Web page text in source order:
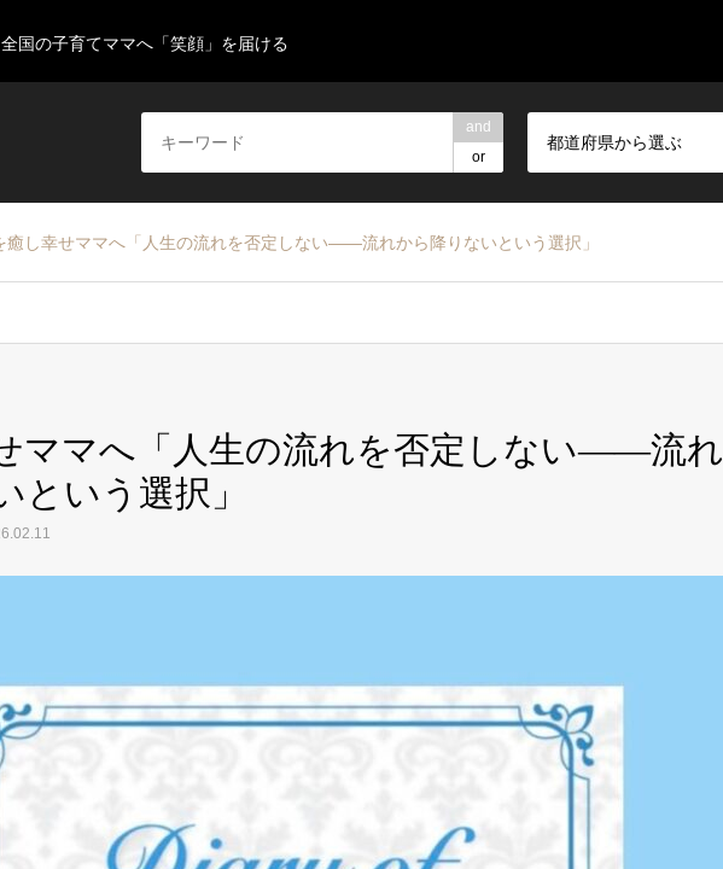
全国の子育てママへ「笑顔」を届ける
and
or
都道府県から選ぶ
癒し幸せママへ「人生の流れを否定しない――流れから降りないという選択」
ママへ「人生の流れを否定しない――流れ
という選択」